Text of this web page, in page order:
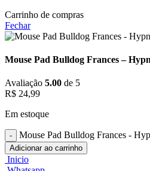
Carrinho de compras
Fechar
Mouse Pad Bulldog Frances –
Avaliação 5.00 de 5
R$ 24,99
Em estoque
Mouse Pad Bulldog Frances -
Adicionar ao carrinho
Inicio